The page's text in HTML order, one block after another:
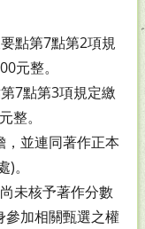
點第7點第2項規
元整。
7點第3項規定繳
整。
並連同著作正本
。
未核予著作分數
參加相關甄選之權